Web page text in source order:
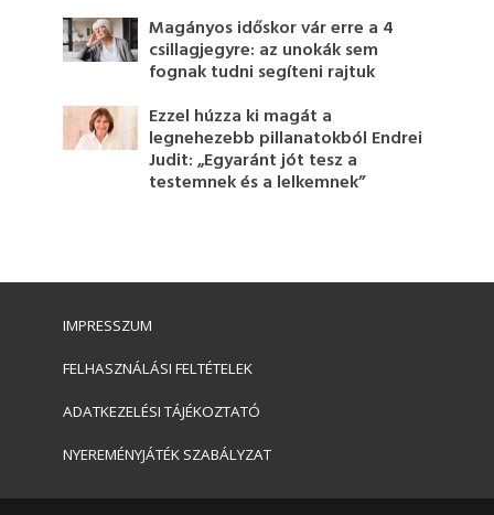
Magányos időskor vár erre a 4
csillagjegyre: az unokák sem
fognak tudni segíteni rajtuk
Ezzel húzza ki magát a
legnehezebb pillanatokból Endrei
Judit: „Egyaránt jót tesz a
testemnek és a lelkemnek”
IMPRESSZUM
FELHASZNÁLÁSI FELTÉTELEK
ADATKEZELÉSI TÁJÉKOZTATÓ
NYEREMÉNYJÁTÉK SZABÁLYZAT